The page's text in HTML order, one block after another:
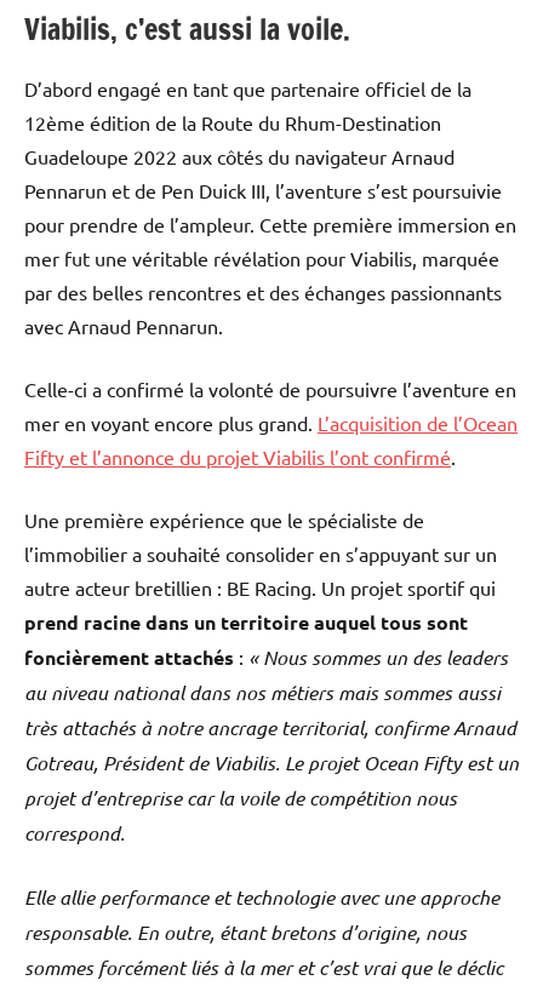
Viabilis, c’est aussi la voile.
D’abord engagé en tant que partenaire officiel de la
12ème édition de la Route du Rhum-Destination
Guadeloupe 2022 aux côtés du navigateur Arnaud
Pennarun et de Pen Duick III, l’aventure s’est poursuivie
pour prendre de l’ampleur. Cette première immersion en
mer fut une véritable révélation pour Viabilis, marquée
par des belles rencontres et des échanges passionnants
avec Arnaud Pennarun.
Celle-ci a confirmé la volonté de poursuivre l’aventure en
mer en voyant encore plus grand. L’acquisition de l’Ocean
Fifty et l’annonce du projet Viabilis l’ont confirmé.
Une première expérience que le spécialiste de
l’immobilier a souhaité consolider en s’appuyant sur un
autre acteur bretillien : BE Racing. Un projet sportif qui
prend racine dans un territoire auquel tous sont
foncièrement attachés : « Nous sommes un des leaders
au niveau national dans nos métiers mais sommes aussi
très attachés à notre ancrage territorial, confirme Arnaud
Gotreau, Président de Viabilis. Le projet Ocean Fifty est un
projet d’entreprise car la voile de compétition nous
correspond.
Elle allie performance et technologie avec une approche
responsable. En outre, étant bretons d’origine, nous
sommes forcément liés à la mer et c’est vrai que le déclic